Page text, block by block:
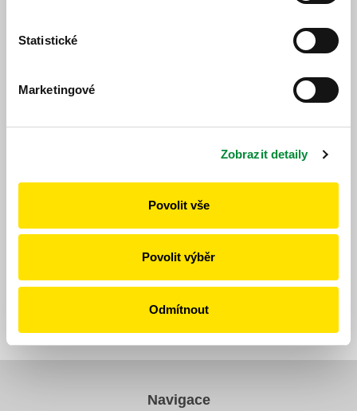
Statistické
Marketingové
Zobrazit detaily
Povolit vše
Povolit výběr
Odmítnout
Všechny novinky
Navigace